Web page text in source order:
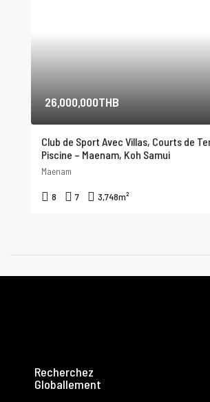
26,000,000THB
Club de Sport Avec Villas, Courts de
Piscine – Maenam, Koh Samui
Maenam
8 7 3,748m²
Recherchez
Globallement